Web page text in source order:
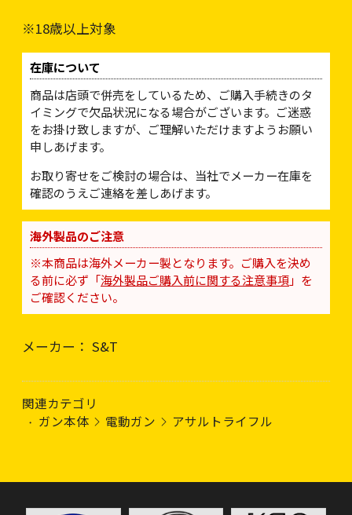
※18歳以上対象
在庫について
商品は店頭で併売をしているため、ご購入手続きのタ
イミングで欠品状況になる場合がございます。ご迷惑
をお掛け致しますが、ご理解いただけますようお願い
申しあげます。
お取り寄せをご検討の場合は、当社でメーカー在庫を
確認のうえご連絡を差しあげます。
海外製品のご注意
※本商品は海外メーカー製となります。ご購入を決め
る前に必ず「海外製品ご購入前に関する注意事項」を
ご確認ください。
メーカー： S&T
関連カテゴリ
ガン本体
電動ガン アサルトライフル